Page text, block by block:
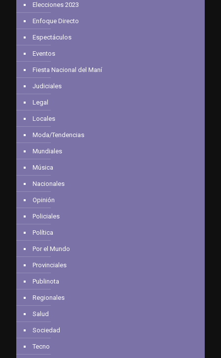
Elecciones 2023
Enfoque Directo
Espectáculos
Eventos
Fiesta Nacional del Maní
Judiciales
Legal
Locales
Moda/Tendencias
Mundiales
Música
Nacionales
Opinión
Policiales
Política
Por el Mundo
Provinciales
Publinota
Regionales
Salud
Sociedad
Tecno